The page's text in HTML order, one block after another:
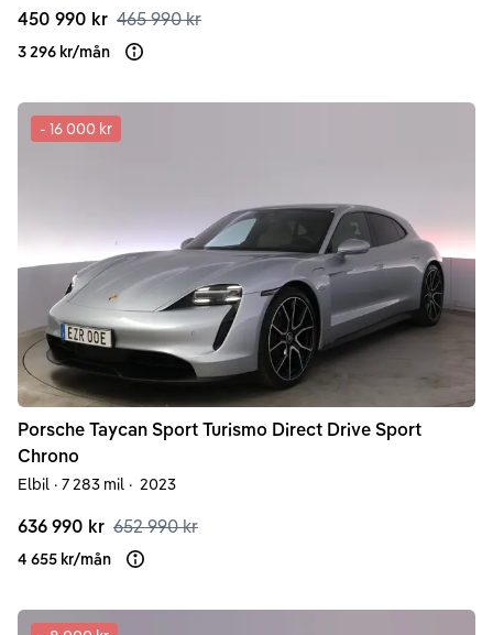
450 990 kr 465 990 kr
3 296 kr/mån Läs mer om finansiering
- 16 000 kr
Porsche Taycan Sport Turismo Direct Drive Sport
Chrono
Elbil · 7 283 mil · 2023
636 990 kr 652 990 kr
4 655 kr/mån Läs mer om finansiering